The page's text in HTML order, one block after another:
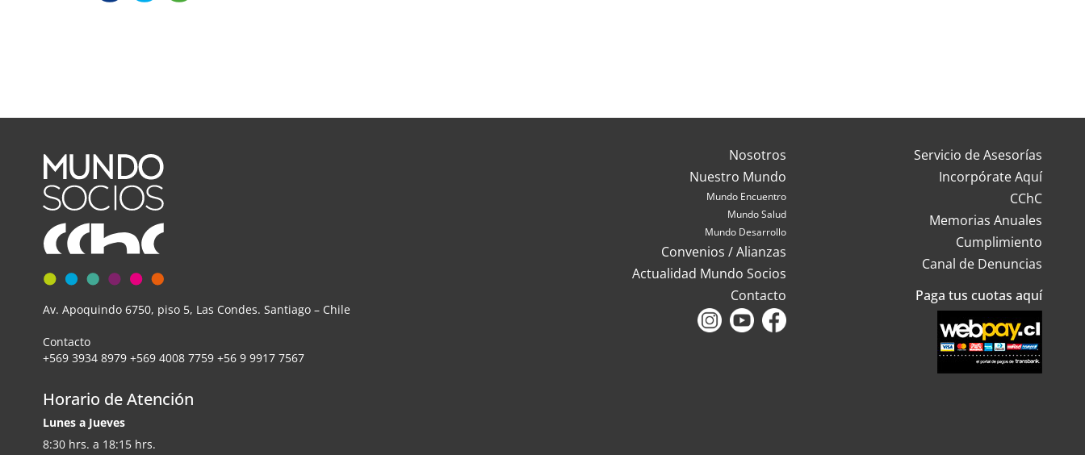
Av. Apoquindo 6750, piso 5, Las Condes. Santiago – Chile
Contacto
+569 3934 8979 +569 4008 7759 +56 9 9917 7567
Horario de Atención
Lunes a Jueves
8:30 hrs. a 18:15 hrs.
Nosotros
Nuestro Mundo
Mundo Encuentro
Mundo Salud
Mundo Desarrollo
Convenios / Alianzas
Actualidad Mundo Socios
Contacto
Servicio de Asesorías
Incorpórate Aquí
CChC
Memorias Anuales
Cumplimiento
Canal de Denuncias
Paga tus cuotas aquí